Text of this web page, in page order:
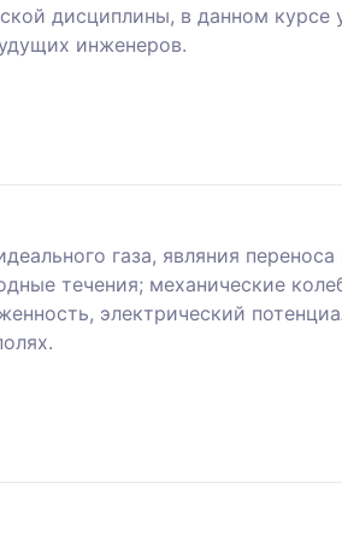
дисциплины, в данном курсе
инженеров.
газа, являния переноса
тeчeния; механические
электрический